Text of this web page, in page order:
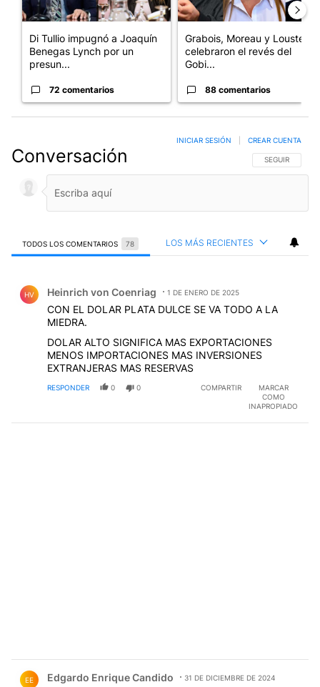
Di Tullio impugnó a Joaquín
Benegas Lynch por un
presun...
72 comentarios
Grabois, Moreau y Lousteau
celebraron el revés del
Gobi...
88 comentarios
Conversación SIGA ESTA
SEGUIR
INICIAR SESIÓN CREAR CUENTA
TODOS LOS COMENTARIOS 78 LOS MÁS RECIENTES
HV Heinrich von Coenriag 1 DE ENERO DE 2025
CON EL DOLAR PLATA DULCE SE VA TODO A LA
MIEDRA.
DOLAR ALTO SIGNIFICA MAS EXPORTACIONES
MENOS IMPORTACIONES MAS INVERSIONES
EXTRANJERAS MAS RESERVAS
RESPONDER 0 0 COMPARTIR
MARCAR
COMO
INAPROPIADO
EE Edgardo Enrique Candido 31 DE DICIEMBRE DE 2024